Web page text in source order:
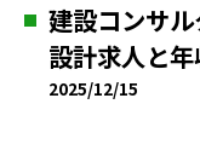
建設コンサ
設計求人と
2025/12/15